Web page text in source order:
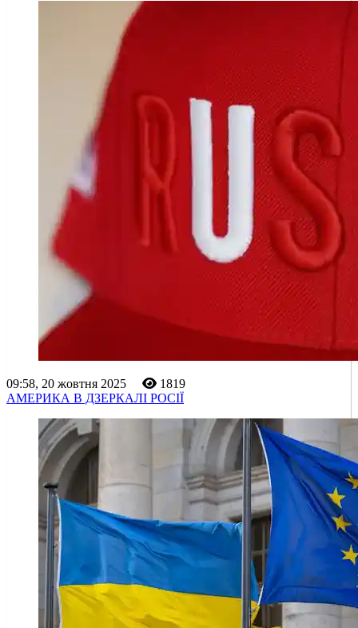
09:58, 20 жовтня 2025
1819
АМЕРИКА В ДЗЕРКАЛІ РОСІЇ